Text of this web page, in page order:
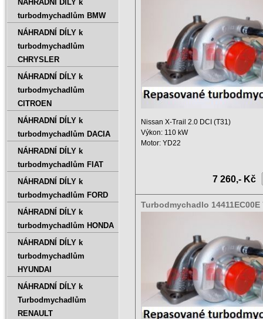
Nissan X-Trail 2.0 DCI (T31)
Výkon: 110 kW
Motor: YD22
7 260,- Kč
Turbodmychadlo 14411EC00E
NÁHRADNÍ DÍLY k
turbodmychadlům BMW
NÁHRADNÍ DÍLY k
turbodmychadlům
CHRYSLER
NÁHRADNÍ DÍLY k
turbodmychadlům
CITROEN
NÁHRADNÍ DÍLY k
turbodmychadlům DACIA
NÁHRADNÍ DÍLY k
turbodmychadlům FIAT
NÁHRADNÍ DÍLY k
turbodmychadlům FORD
NÁHRADNÍ DÍLY k
turbodmychadlům HONDA
NÁHRADNÍ DÍLY k
turbodmychadlům
HYUNDAI
NÁHRADNÍ DÍLY k
Turbodmychadlům
RENAULT